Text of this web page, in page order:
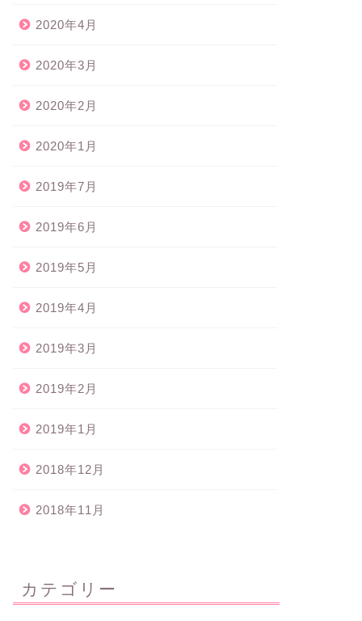
2020年4月
2020年3月
2020年2月
2020年1月
2019年7月
2019年6月
2019年5月
2019年4月
2019年3月
2019年2月
2019年1月
2018年12月
2018年11月
カテゴリー